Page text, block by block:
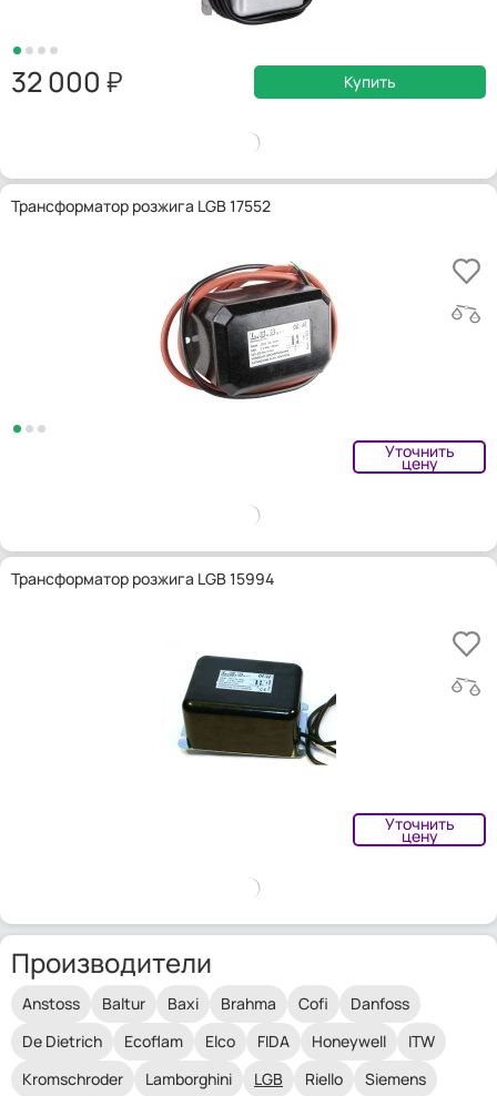
32 000 Купить
Трансформатор розжига LGB 17552
Уточнить
цену
Трансформатор розжига LGB 15994
Уточнить
цену
Производители
Anstoss Baltur Baxi Brahma Cofi
Danfoss
De Dietrich
Ecoflam Elco FIDA Honeywell
ITW
Kromschroder
Lamborghini LGB Riello
Siemens